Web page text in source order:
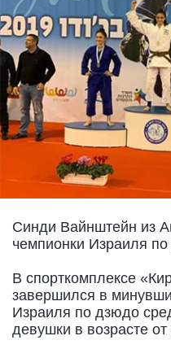
Синди Вайнштейн из
чемпионки Израиля
В спорткомплексе
завершился в
Израиля по дзюдо
девушки в возрасте